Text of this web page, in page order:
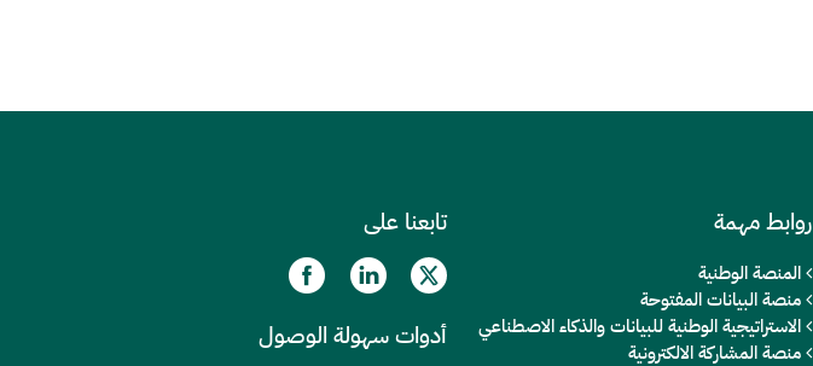
روابط مهمة
المنصة الوطنية
منصة البيانات المفتوحة
الاستراتيجية الوطنية للبيانات والذكاء الاصطناعي
منصة المشاركة الالكترونية
تابعنا على
أدوات سهولة الوصول